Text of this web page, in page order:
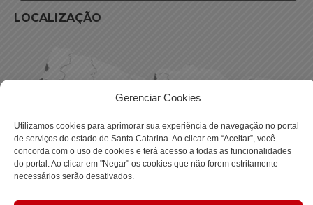
Gerenciar Cookies
Utilizamos cookies para aprimorar sua experiência de navegação no portal
de serviços do estado de Santa Catarina. Ao clicar em “Aceitar”, você
concorda com o uso de cookies e terá acesso a todas as funcionalidades
do portal. Ao clicar em "Negar" os cookies que não forem estritamente
necessários serão desativados.
LOCALIZAÇÃO